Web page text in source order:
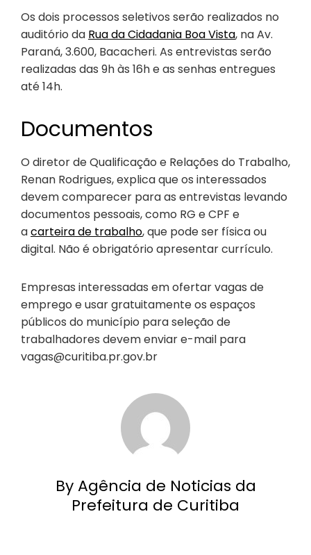
Os dois processos seletivos serão realizados no
auditório da Rua da Cidadania Boa Vista, na Av.
Paraná, 3.600, Bacacheri. As entrevistas serão
realizadas das 9h às 16h e as senhas entregues
até 14h.
Documentos
O diretor de Qualificação e Relações do Trabalho,
Renan Rodrigues, explica que os interessados
devem comparecer para as entrevistas levando
documentos pessoais, como RG e CPF e
acarteira de trabalho, que pode ser física ou
digital. Não é obrigatório apresentar currículo.
Empresas interessadas em ofertar vagas de
emprego e usar gratuitamente os espaços
públicos do município para seleção de
trabalhadores devem enviar e-mail para
vagas@curitiba.pr.gov.br
By Agência de Noticias da
Prefeitura de Curitiba